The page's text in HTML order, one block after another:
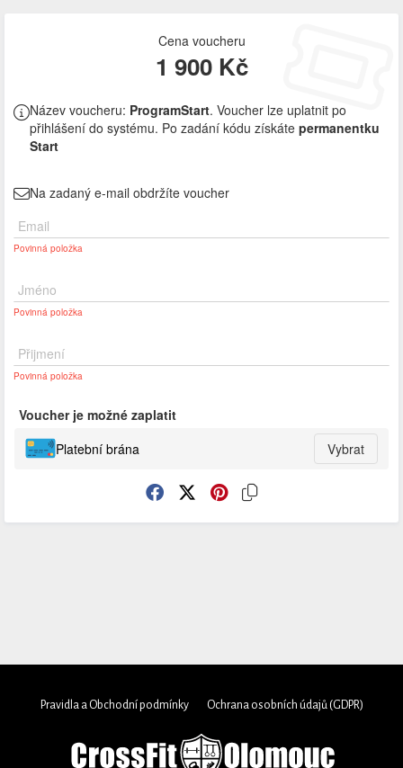
Cena voucheru
1 900 Kč
Název voucheru: ProgramStart. Voucher lze uplatnit po
přihlášení do systému. Po zadání kódu získáte permanentku
Start
Na zadaný e-mail obdržíte voucher
Email
Povinná položka
Jméno
Povinná položka
Přijmení
Povinná položka
Voucher je možné zaplatit
Platební brána
Vybrat
Pravidla a Obchodní podmínky Ochrana osobních údajů (GDPR)